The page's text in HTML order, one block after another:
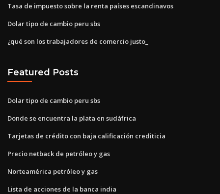
Tasa de impuesto sobre la renta países escandinavos
Dolar tipo de cambio peru sbs
¿qué son los trabajadores de comercio justo_
Featured Posts
Dolar tipo de cambio peru sbs
Donde se encuentra la plata en sudáfrica
Tarjetas de crédito con baja calificación crediticia
Precio netback de petróleo y gas
Norteamérica petróleo y gas
Lista de acciones de la banca india